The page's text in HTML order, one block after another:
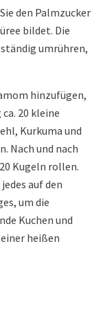
den Palmzucker
bildet. Die
umrühren,
hinzufügen,
20 kleine
Kurkuma und
Nach und nach
Kugeln rollen.
auf den
um die
Kuchen und
heißen